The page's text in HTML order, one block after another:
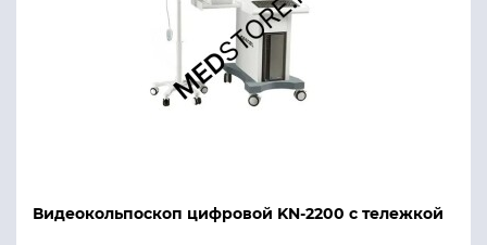
Видеокольпоскоп цифровой KN-2200 с тележкой